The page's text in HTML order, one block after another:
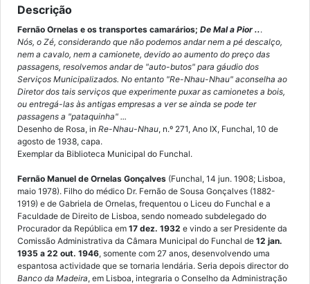
Descrição
Fernão Ornelas e os transportes camarários; De Mal a Pior ...
Nós, o Zé, considerando que não podemos andar nem a pé descalço,
nem a cavalo, nem a camionete, devido ao aumento do preço das
passagens, resolvemos andar de "auto-butos" para gáudio dos
Serviços Municipalizados. No entanto "Re-Nhau-Nhau" aconselha ao
Diretor dos tais serviços que experimente puxar as camionetes a bois,
ou entregá-las às antigas empresas a ver se ainda se pode ter
passagens a "pataquinha" ...
Desenho de Rosa, in Re-Nhau-Nhau, n.º 271, Ano IX, Funchal, 10 de
agosto de 1938, capa.
Exemplar da Biblioteca Municipal do Funchal.
Fernão Manuel de Ornelas Gonçalves (Funchal, 14 jun. 1908; Lisboa,
maio 1978). Filho do médico Dr. Fernão de Sousa Gonçalves (1882-
1919) e de Gabriela de Ornelas, frequentou o Liceu do Funchal e a
Faculdade de Direito de Lisboa, sendo nomeado subdelegado do
Procurador da República em 17 dez. 1932 e vindo a ser Presidente da
Comissão Administrativa da Câmara Municipal do Funchal de 12 jan.
1935 a 22 out. 1946, somente com 27 anos, desenvolvendo uma
espantosa actividade que se tornaria lendária. Seria depois director do
Banco da Madeira, em Lisboa, integraria o Conselho da Administração